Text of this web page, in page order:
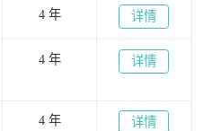
4 年 详情
4 年 详情
4 年 详情